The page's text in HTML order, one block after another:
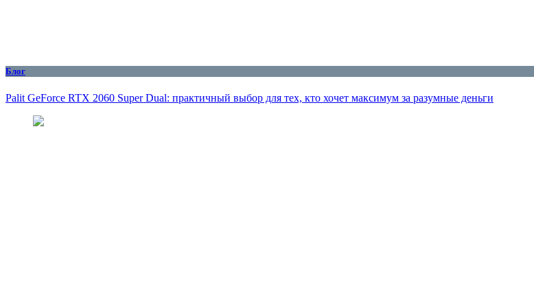
Блог
Palit GeForce RTX 2060 Super Dual: практичный выбор для тех, кто хочет максимум за разумные деньги